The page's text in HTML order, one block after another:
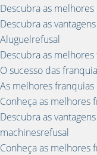
Descubra as
Descubra as
Aluguelrefusal
Descubra as
O sucesso das
As melhores
Conheça as melhores
Descubra as
machinesrefusal
Conheça as melhores